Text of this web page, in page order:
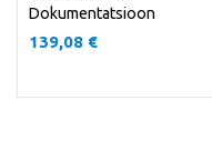
Dokumentatsioon
139,08 €